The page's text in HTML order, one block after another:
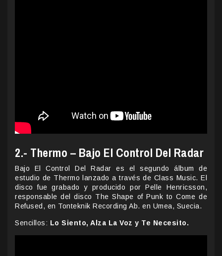
2.- Thermo – Bajo El Control Del Radar
Bajo El Control Del Radar es el segundo álbum de
estudio de Thermo lanzado a través de Class Music. El
disco fue grabado y producido por Pelle Henricsson,
responsable del disco The Shape of Punk to Come de
Refused, en Tonteknik Recording Ab. en Umea, Suecia.
Sencillos: Lo Siento, Alza La Voz y Te Necesito.